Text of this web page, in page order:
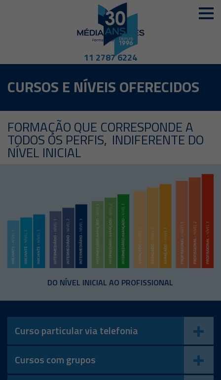
11 2787 6224
CURSOS E NÍVEIS OFERECIDOS
FORMAÇÃO QUE CORRESPONDE A
TODOS OS PERFIS, INDIFERENTE DO
NÍVEL INICIAL
DO NÍVEL INICIAL AO PROFISSIONAL
Curso particular via telefonia
Cursos com grupos